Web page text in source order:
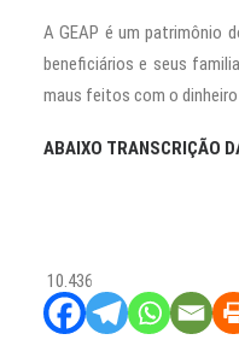
A GEAP é um patrimônio
beneficiários e seus
maus feitos com o
ABAIXO TRANSCRIÇÃO
10.436